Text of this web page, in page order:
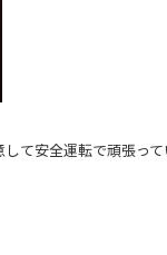
て安全運転で頑張って